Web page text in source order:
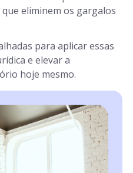
eliminem os gargalos
para aplicar essas
e elevar a
hoje mesmo.